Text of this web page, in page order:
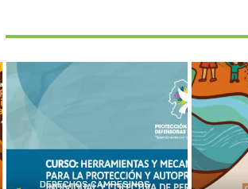
DERECHOS CAMPESINOS